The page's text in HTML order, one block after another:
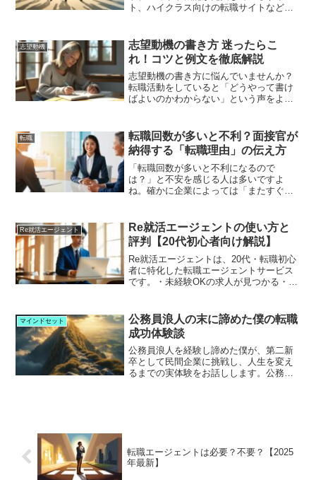
ト、ハイクラス向けの転職サイトなどさ
実際どうなの？」といった疑問を持って
いる方に向けて、2025年最...
志望動機
志望動機の書き方 迷ったらこ
れ！コツと例文を徹底解説
志望動機の書き方に悩んでいませんか？
転職活動をしていると「どうやって書け
ばよいのかわからない」という声をよく
とができます。基本の型とコツを押さえ
れば、あなたらしい志望動...
転職
転職回数が多いと不利？面接官が
納得する「転職理由」の伝え方
「転職回数が多いと不利になるので
は？」と不安を感じる人は多いですよ
ね。確かに企業によっては「またすぐ辞
伝え、自己PRを適切に行えば、転職回数
が多くても不利になりません。...
Re就活エージェント
Re就活エージェントの使い方と
評判【20代初心者向け解説】
Re就活エージェントは、20代・転職初心
者に特化した転職エージェントサービス
です。・未経験OKの求人が見つかる・書
ら初めて転職に挑戦する人におすすめさ
れています。この記...
マインドセット
公務員浪人の末に諦めた僕の転職
成功体験談
公務員浪人を経験し諦めた僕が、第二新
卒として民間企業に挑戦し、人生を変え
るまでの実体験をお話しします。公務員
転職エージェントは必要？不要？【2025
年最新】